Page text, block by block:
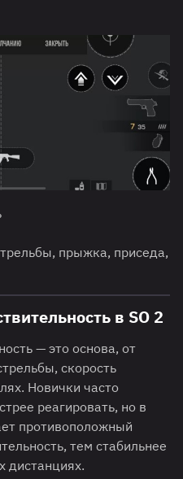
прыжка, приседа,
в SO 2
— это основа, от
скорость
Новички часто
реагировать, но в
противоположный
тем стабильнее
дистанциях.